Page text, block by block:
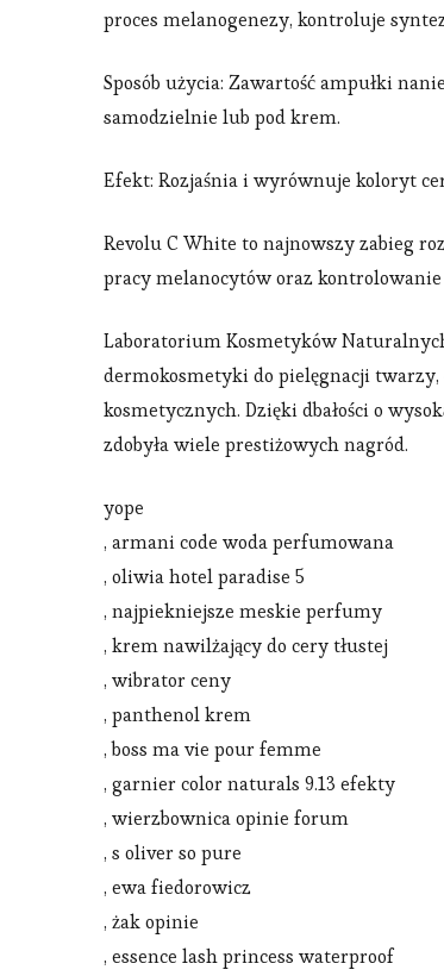
proces melanogenezy, kontroluje
Sposób użycia: Zawartość ampułki
samodzielnie lub pod krem.
Efekt: Rozjaśnia i wyrównuje koloryt
Revolu C White to najnowszy zabieg
pracy melanocytów oraz
Laboratorium Kosmetyków
dermokosmetyki do pielęgnacji twarzy,
kosmetycznych. Dzięki dbałości o
zdobyła wiele prestiżowych nagród.
yope
, armani code woda perfumowana
, oliwia hotel paradise 5
, najpiekniejsze meskie perfumy
, krem nawilżający do cery tłustej
, wibrator ceny
, panthenol krem
, boss ma vie pour femme
, garnier color naturals 9.13 efekty
, wierzbownica opinie forum
, s oliver so pure
, ewa fiedorowicz
, żak opinie
, essence lash princess waterproof